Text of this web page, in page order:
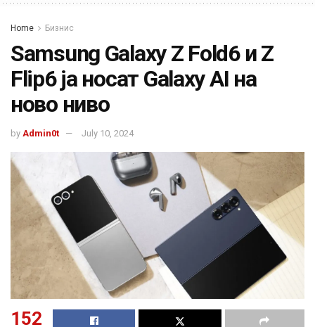
Home Бизнис
Samsung Galaxy Z Fold6 и Z
Flip6 ja носат Galaxy AI на
ново ниво
by Admin0t July 10, 2024
152